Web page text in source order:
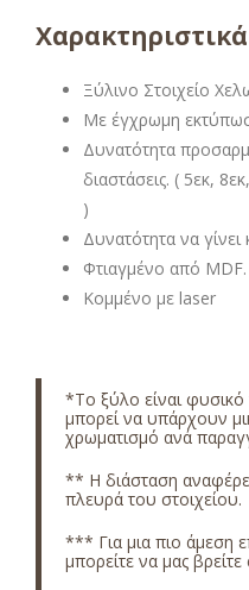
Ξύλινο Στοιχείο
Με έγχρωμη
Δυνατότητα
διαστάσεις. ( 5εκ,
)
Δυνατότητα να
Φτιαγμένο από MDF.
Κομμένο με laser
*Το ξύλο είναι
μπορεί να υπάρχουν
χρωματισμό ανά
** Η διάσταση
πλευρά του στοιχείου.
*** Για μια πιο άμεση
μπορείτε να μας βρείτε